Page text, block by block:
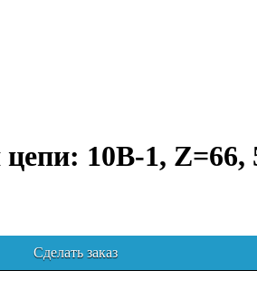
цепи: 10B-1,
Сделать заказ